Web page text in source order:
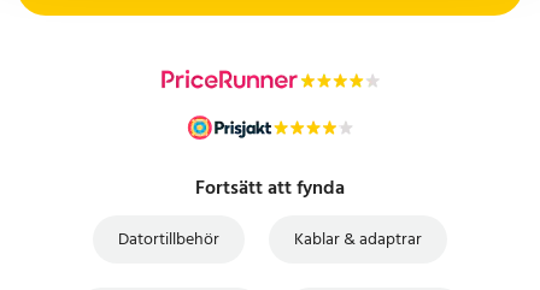
Fortsätt att fynda
Datortillbehör Kablar & adaptrar